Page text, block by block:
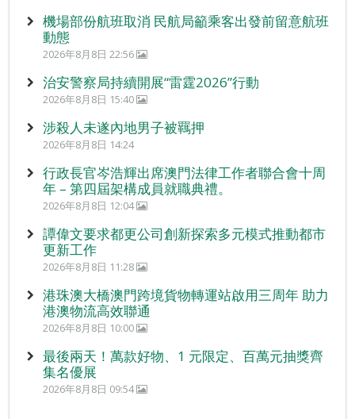
機場部份航班取消 民航局籲乘客出發前留意航班
動態
2026年8月8日 22:56
治安警察局持續開展“雷霆2026”行動
2026年8月8日 15:40
涉殺人未遂內地男子被羈押
2026年8月8日 14:24
行政長官岑浩輝出席澳門法律工作者聯合會十周
年 – 第四屆架構成員就職典禮。
2026年8月8日 12:04
譚偉文要求都更公司創新探索多元模式推動都市
更新工作
2026年8月8日 11:28
港珠澳大橋澳門跨境貨物轉運站啟用三周年 助力
港澳物流高效聯通
2026年8月8日 10:00
最後兩天！萬款好物、1 元限定、百萬元抽獎齊
集名優展
2026年8月8日 09:54